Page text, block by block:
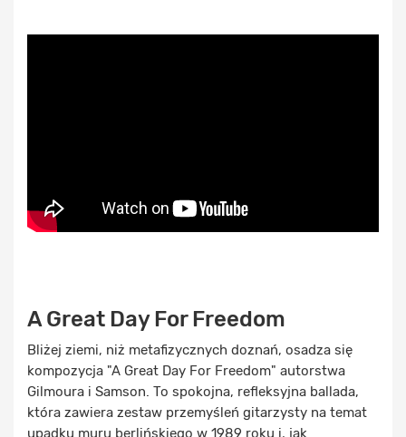
A Great Day For Freedom
Bliżej ziemi, niż metafizycznych doznań, osadza się
kompozycja "A Great Day For Freedom" autorstwa
Gilmoura i Samson. To spokojna, refleksyjna ballada,
która zawiera zestaw przemyśleń gitarzysty na temat
upadku muru berlińskiego w 1989 roku i, jak